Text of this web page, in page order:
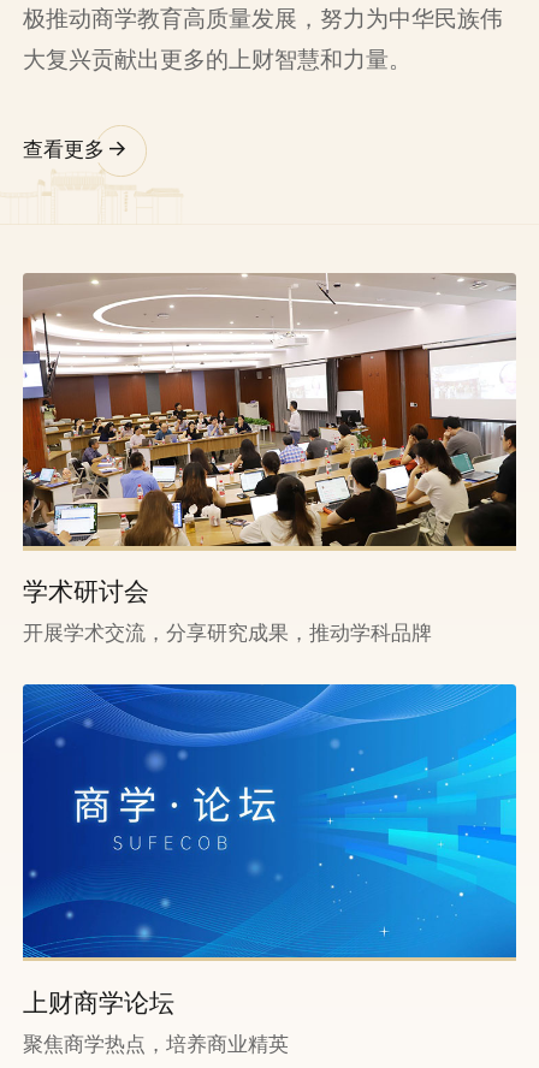
大复兴贡献出更多的上财智慧和力量。
学术研讨会
开展学术交流，分享研究成果，推动学科品牌
上财商学论坛
聚焦商学热点，培养商业精英